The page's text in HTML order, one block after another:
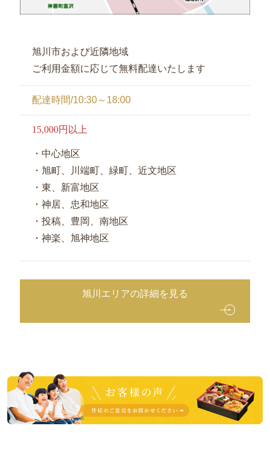
旭川市および近隣地域
ご利用金額に応じて無料配達いたします
配達時間/10:30～18:00
15,000円以上
・中心地区
・旭町、川端町、緑町、近文地区
・東、新富地区
・神居、忠和地区
・投稿、豊岡、南地区
・神楽、旭神地区
旭川エリアの詳細を見る
皆
様
の
ご